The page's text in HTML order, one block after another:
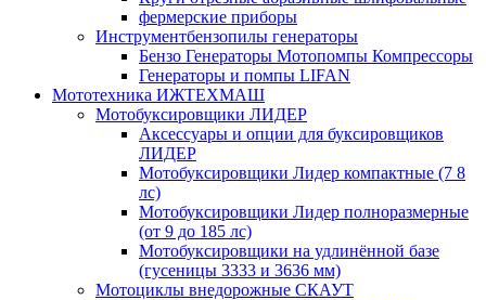
фермерские приборы
Инструментбензопилы генераторы
Бензо Генераторы Мотопомпы Компрессоры
Генераторы и помпы LIFAN
Мототехника ИЖТЕХМАШ
Мотобуксировщики ЛИДЕР
Аксессуары и опции для буксировщиков
ЛИДЕР
Мотобуксировщики Лидер компактные (7 8
лс)
Мотобуксировщики Лидер полноразмерные
(от 9 до 185 лс)
Мотобуксировщики на удлинённой базе
(гусеницы 3333 и 3636 мм)
Мотоциклы внедорожные СКАУТ